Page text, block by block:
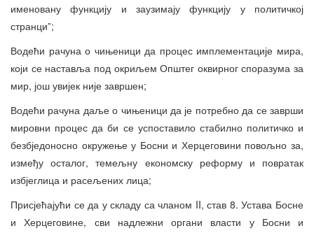
именовану функцију и заузимају функцију у политичкој
странци”;
Водећи рачуна о чињеници да процес имплементације мира,
који се наставља под окриљем Општег оквирног споразума за
мир, још увијек није завршен;
Водећи рачуна даље о чињеници да је потребно да се заврши
мировни процес да би се успоставило стабилно политичко и
безбједоносно окружење у Босни и Херцеговини повољно за,
између осталог, темељну економску реформу и повратак
избјеглица и расељених лица;
Присјећајући се да у складу са чланом II, став 8. Устава Босне
и Херцеговине, сви надлежни органи власти у Босни и